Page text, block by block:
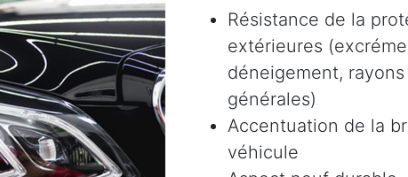
Résistance de la
extérieures
déneigement,
générales)
Accentuation de la
véhicule